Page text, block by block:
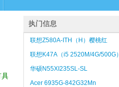
执门信息
联想Z580A-ITH（H）樱桃红
联想K47A（i5 2520M/4G/500G）
华硕N55XI235SL-SL
Acer 6935G-842G32Mn